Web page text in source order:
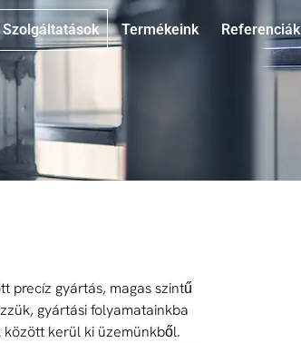
Szolgáltatások Termékeink Referenciák
precíz gyártás, magas szintű
gyártási folyamatainkba
kerül ki üzemünkből.